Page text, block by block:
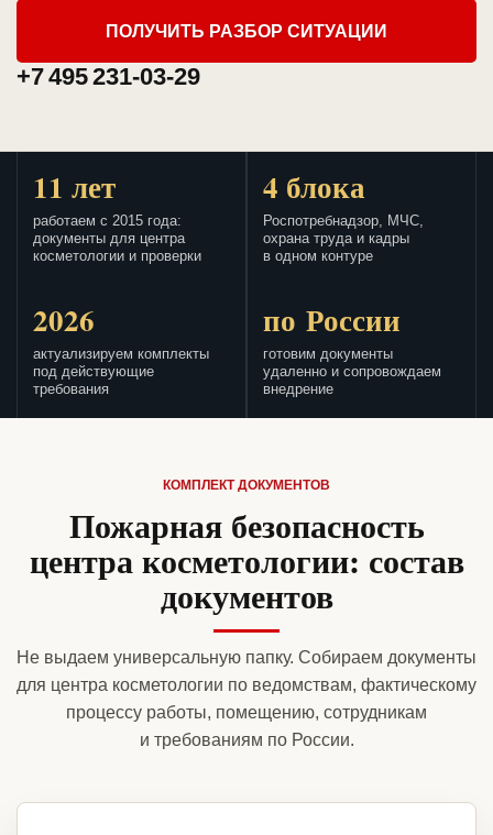
ПОЛУЧИТЬ РАЗБОР СИТУАЦИИ
+7 495 231-03-29
11 лет
работаем с 2015 года:
документы для центра
косметологии и проверки
4 блока
Роспотребнадзор, МЧС,
охрана труда и кадры
в одном контуре
2026
актуализируем комплекты
под действующие
требования
по России
готовим документы
удаленно и сопровождаем
внедрение
КОМПЛЕКТ ДОКУМЕНТОВ
Пожарная безопасность
центра косметологии: состав
документов
Не выдаем универсальную папку. Собираем документы
для центра косметологии по ведомствам, фактическому
процессу работы, помещению, сотрудникам
и требованиям по России.